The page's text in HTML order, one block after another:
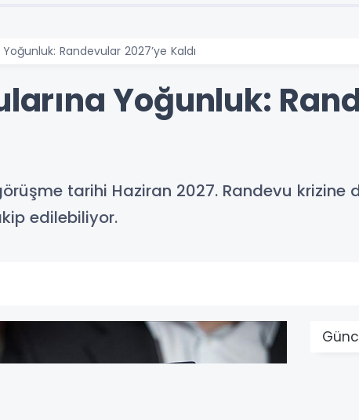
Randevular 2027’ye Kaldı
Yoğunluk:
tarihi Haziran 2027. Randevu krizine
edilebiliyor.